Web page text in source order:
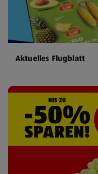
Aktuelles Flugblatt